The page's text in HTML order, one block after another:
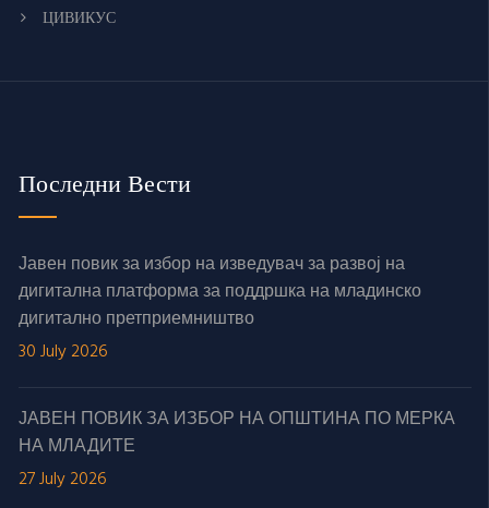
ЦИВИКУС
Последни Вести
Јавен повик за избор на изведувач за развој на
дигитална платформа за поддршка на младинско
дигитално претприемништво
30 July 2026
ЈАВЕН ПОВИК ЗА ИЗБОР НА ОПШТИНА ПО МЕРКА
НА МЛАДИТЕ
27 July 2026